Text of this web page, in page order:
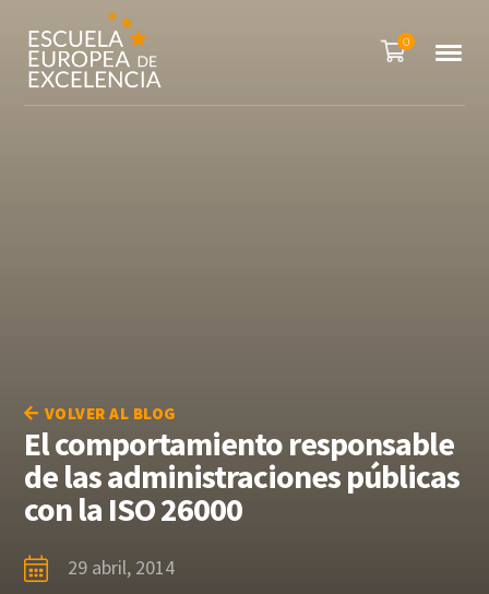
0
VOLVER AL BLOG
El comportamiento responsable
de las administraciones públicas
con la ISO 26000
29 abril, 2014